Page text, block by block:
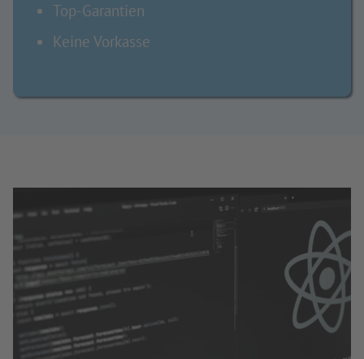
Top-Garantien
Keine Vorkasse